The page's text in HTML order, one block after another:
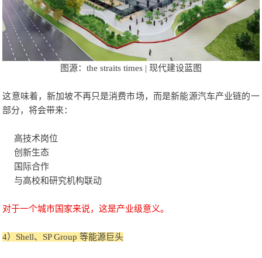
图源：the straits times | 现代建设蓝图
这意味着，新加坡不再只是消费市场，而是新能源汽车产业链的一
部分，将会带来：
高技术岗位
创新生态
国际合作
与高校和研究机构联动
对于一个城市国家来说，这是产业级意义。
4）Shell、SP Group 等能源巨头